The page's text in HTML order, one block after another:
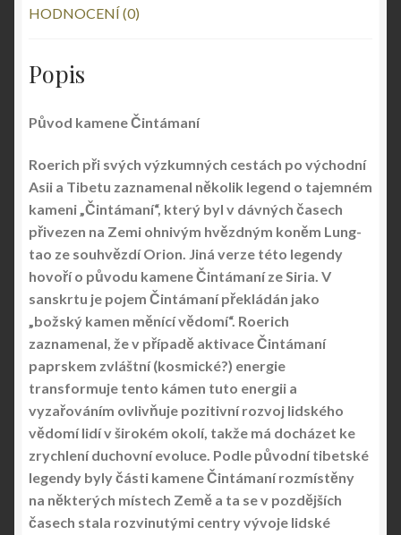
HODNOCENÍ (0)
Popis
Původ kamene Čintámaní
Roerich při svých výzkumných cestách po východní
Asii a Tibetu zaznamenal několik legend o tajemném
kameni „Čintámaní“, který byl v dávných časech
přivezen na Zemi ohnivým hvězdným koněm Lung-
tao ze souhvězdí Orion. Jiná verze této legendy
hovoří o původu kamene Čintámaní ze Siria. V
sanskrtu je pojem Čintámaní překládán jako
„božský kamen měnící vědomí“. Roerich
zaznamenal, že v případě aktivace Čintámaní
paprskem zvláštní (kosmické?) energie
transformuje tento kámen tuto energii a
vyzařováním ovlivňuje pozitivní rozvoj lidského
vědomí lidí v širokém okolí, takže má docházet ke
zrychlení duchovní evoluce. Podle původní tibetské
legendy byly části kamene Čintámaní rozmístěny
na některých místech Země a ta se v pozdějších
časech stala rozvinutými centry vývoje lidské